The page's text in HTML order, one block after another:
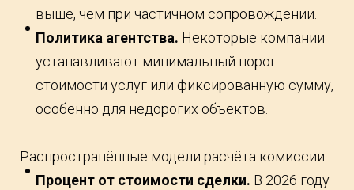
выше, чем при частичном сопровождении.
Политика агентства. Некоторые компании
устанавливают минимальный порог
стоимости услуг или фиксированную сумму,
особенно для недорогих объектов.
Распространённые модели расчёта комиссии
Процент от стоимости сделки. В 2026 году